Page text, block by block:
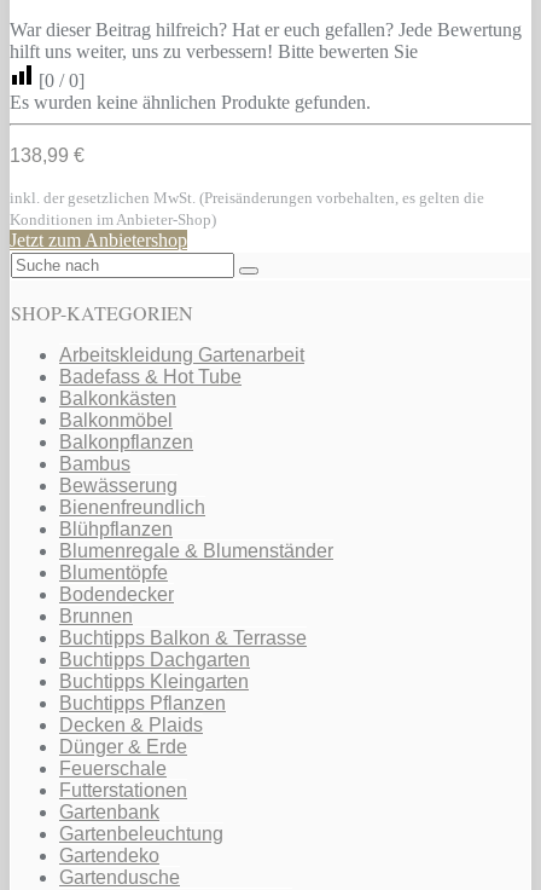
War dieser Beitrag hilfreich? Hat er euch gefallen? Jede Bewertung
hilft uns weiter, uns zu verbessern! Bitte bewerten Sie
[0 /0]
Es wurden keine ähnlichen Produkte gefunden.
138,99 €
inkl. der gesetzlichen MwSt. (Preisänderungen vorbehalten, es gelten die
Konditionen im Anbieter-Shop)
Jetzt zum Anbietershop
SHOP-KATEGORIEN
Arbeitskleidung Gartenarbeit
Badefass & Hot Tube
Balkonkästen
Balkonmöbel
Balkonpflanzen
Bambus
Bewässerung
Bienenfreundlich
Blühpflanzen
Blumenregale & Blumenständer
Blumentöpfe
Bodendecker
Brunnen
Buchtipps Balkon & Terrasse
Buchtipps Dachgarten
Buchtipps Kleingarten
Buchtipps Pflanzen
Decken & Plaids
Dünger & Erde
Feuerschale
Futterstationen
Gartenbank
Gartenbeleuchtung
Gartendeko
Gartendusche